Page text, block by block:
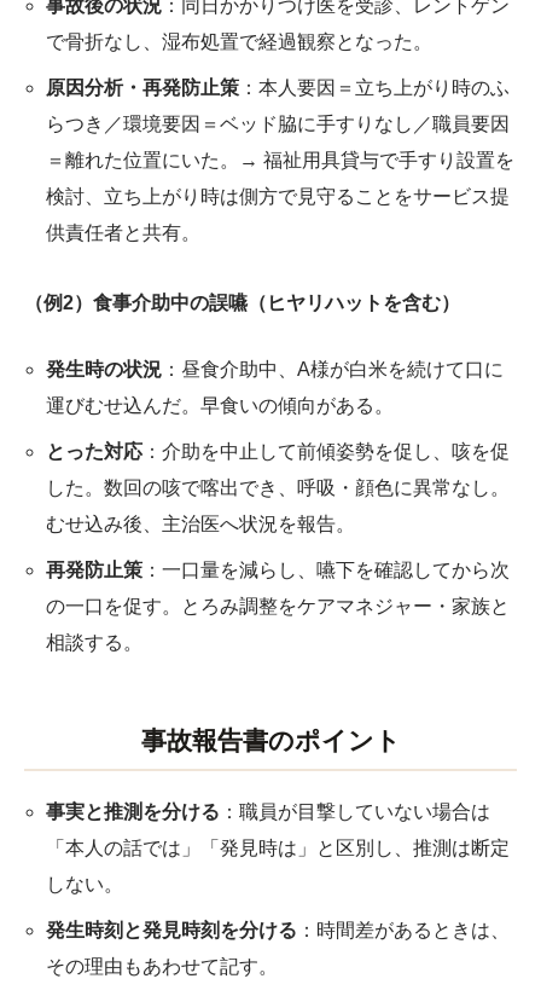
事故後の状況 ：同日かかりつけ医を受診、レントゲン
で骨折なし、湿布処置で経過観察となった。
原因分析・再発防止策 ：本人要因＝立ち上がり時のふ
らつき／環境要因＝ベッド脇に手すりなし／職員要因
＝離れた位置にいた。→ 福祉用具貸与で手すり設置を
検討、立ち上がり時は側方で見守ることをサービス提
供責任者と共有。
（例2）食事介助中の誤嚥（ヒヤリハットを含む）
発生時の状況 ：昼食介助中、A様が白米を続けて口に
運びむせ込んだ。早食いの傾向がある。
とった対応 ：介助を中止して前傾姿勢を促し、咳を促
した。数回の咳で喀出でき、呼吸・顔色に異常なし。
むせ込み後、主治医へ状況を報告。
再発防止策 ：一口量を減らし、嚥下を確認してから次
の一口を促す。とろみ調整をケアマネジャー・家族と
相談する。
事故報告書のポイント
事実と推測を分ける ：職員が目撃していない場合は
「本人の話では」「発見時は」と区別し、推測は断定
しない。
発生時刻と発見時刻を分ける ：時間差があるときは、
その理由もあわせて記す。